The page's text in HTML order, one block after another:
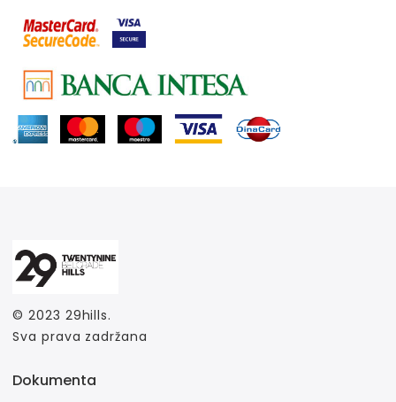
© 2023 29hills.
Sva prava zadržana
Dokumenta